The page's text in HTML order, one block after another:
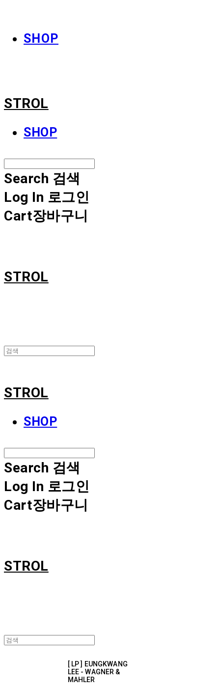
SHOP
STROL
SHOP
Search 검색
Log In 로그인
Cart장바구니
STROL
STROL
SHOP
Search 검색
Log In 로그인
Cart장바구니
STROL
[ LP ] EUNGKWANG
LEE - WAGNER &
MAHLER